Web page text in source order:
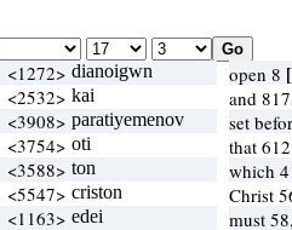
<1272> dianoigwn open 8
<2532> kai
and
<3908> paratiyemenov
set
<3754> oti
that
<3588> ton
which
<5547> criston
Christ
<1163> edei
must